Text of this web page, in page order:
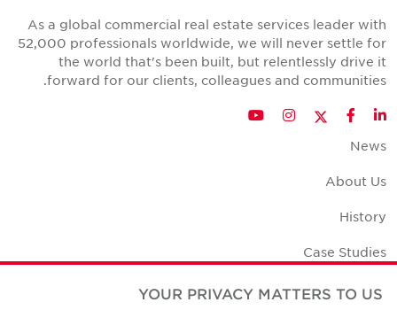
As a global commercial real estate services leader with
52,000 professionals worldwide, we will never settle for
the world that's been built, but relentlessly drive it
forward for our clients, colleagues and communities.
LinkedIn
Facebook
Twitter
Instagram
YouTube
News
About Us
History
Case Studies
Office Space Calculator
YOUR PRIVACY MATTERS TO US